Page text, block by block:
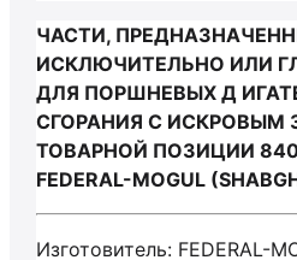
ЧАСТИ,
ИСКЛЮЧИТЕЛЬНО ИЛИ
ДЛЯ ПОРШНЕВЫХ Д
СГОРАНИЯ С ИСКРОВЫМ
ТОВАРНОЙ ПОЗИЦИИ
FEDERAL-MOGUL
Изготовитель: FEDERAL-